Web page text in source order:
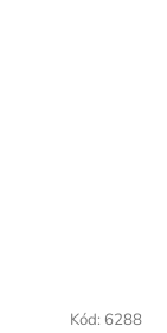
Kód: 6288